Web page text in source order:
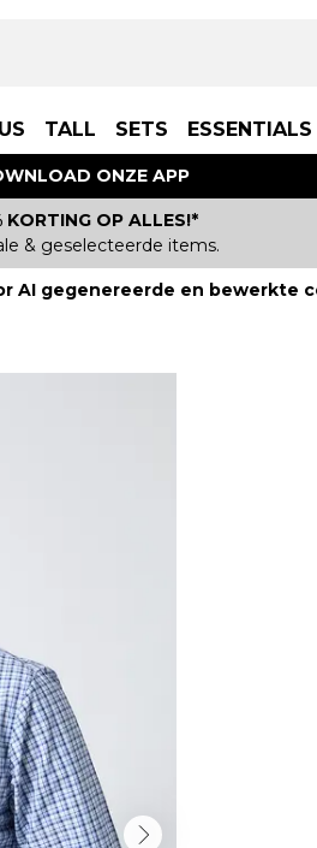
TALL SETS ESSENTIALS
ONZE APP
KORTING OP ALLES!*
& geselecteerde items.
AI gegenereerde en bewerkte